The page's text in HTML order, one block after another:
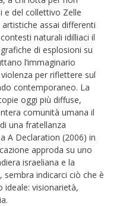
e del collettivo Zelle
assai differenti
naturali idilliaci il
di esplosioni su
l’immaginario
per riflettere sul
contemporaneo. La
oggi più diffuse,
comunità umana il
una fratellanza
A Declaration (2006) in
approda su uno
israeliana e la
indicarci ciò che è
ideale: visionarietà,